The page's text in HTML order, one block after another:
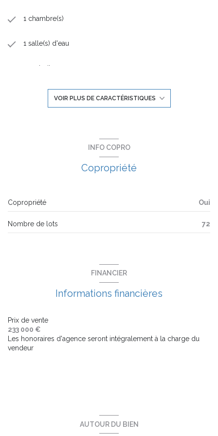
1 chambre(s)
1 salle(s) d'eau
construit en 2024
visiophone
interphone
accès handicapé
VOIR PLUS DE CARACTÉRISTIQUES
INFO COPRO
Copropriété
Copropriété Oui
Nombre de lots 72
FINANCIER
Informations financières
Prix de vente
233 000 €
Les honoraires d'agence seront intégralement à la charge du
vendeur
AUTOUR DU BIEN